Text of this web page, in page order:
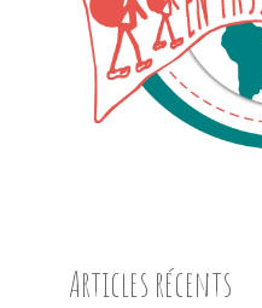
Articles récents